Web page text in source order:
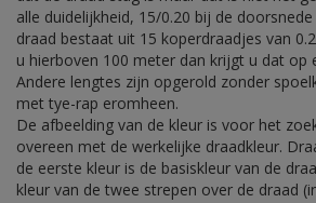
alle duidelijkheid, 15/0.20 bij de
draad bestaat uit 15 koperdraadjes van
u hierboven 100 meter dan krijgt u dat op
Andere lengtes zijn opgerold zonder
met tye-rap eromheen.
De afbeelding van de kleur is voor het
overeen met de werkelijke draadkleur.
de eerste kleur is de basiskleur van de
kleur van de twee strepen over de draad